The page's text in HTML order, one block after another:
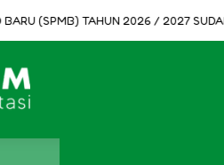
(SPMB) TAHUN 2026 / 2027 SUDAH